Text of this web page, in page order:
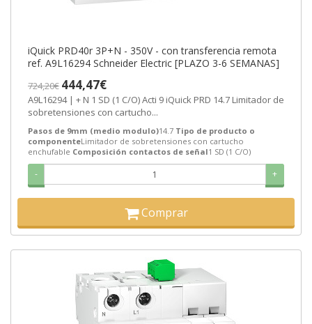
iQuick PRD40r 3P+N - 350V - con transferencia remota
ref. A9L16294 Schneider Electric [PLAZO 3-6 SEMANAS]
724,20€ 444,47€
A9L16294 | + N 1 SD (1 C/O) Acti 9 iQuick PRD 14.7 Limitador de
sobretensiones con cartucho...
Pasos de 9mm (medio modulo)14.7 Tipo de producto o
componenteLimitador de sobretensiones con cartucho
enchufable Composición contactos de señal1 SD (1 C/O)
- +
Comprar